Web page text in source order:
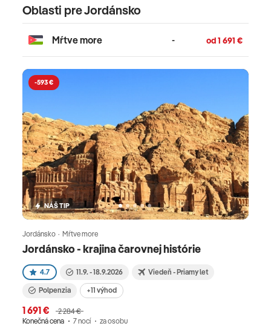
Oblasti pre Jordánsko
Mŕtve more - od 1 691 €
-593 €
NÁŠ TIP
Jordánsko - krajina čarovnej histórie
Jordánsko · Mŕtve more
4.7 11.9. - 18.9.2026 Viedeň - Priamy let
Polpenzia +11 výhod
1 691 €
2 284 €
Konečná cena
7 nocí za osobu